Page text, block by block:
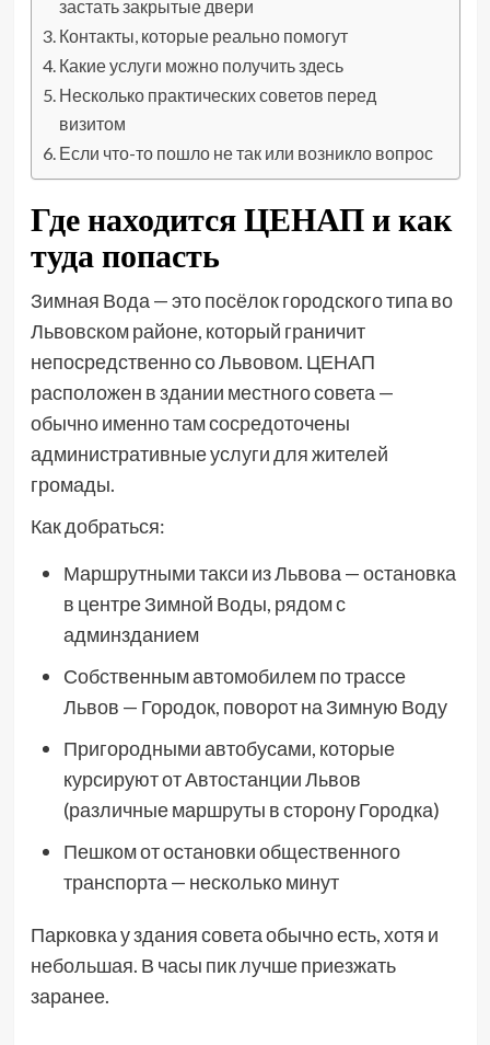
застать закрытые двери
Контакты, которые реально помогут
Какие услуги можно получить здесь
Несколько практических советов перед
визитом
Если что-то пошло не так или возникло вопрос
Где находится ЦЕНАП и как
туда попасть
Зимная Вода — это посёлок городского типа во
Львовском районе, который граничит
непосредственно со Львовом. ЦЕНАП
расположен в здании местного совета —
обычно именно там сосредоточены
административные услуги для жителей
громады.
Как добраться:
Маршрутными такси из Львова — остановка
в центре Зимной Воды, рядом с
админзданием
Собственным автомобилем по трассе
Львов — Городок, поворот на Зимную Воду
Пригородными автобусами, которые
курсируют от Автостанции Львов
(различные маршруты в сторону Городка)
Пешком от остановки общественного
транспорта — несколько минут
Парковка у здания совета обычно есть, хотя и
небольшая. В часы пик лучше приезжать
заранее.